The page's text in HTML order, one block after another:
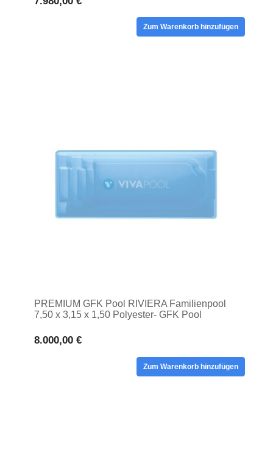
Zum Warenkorb hinzufügen
PREMIUM GFK Pool RIVIERA Familienpool
7,50 x 3,15 x 1,50 Polyester- GFK Pool
8.000,00 €
Zum Warenkorb hinzufügen